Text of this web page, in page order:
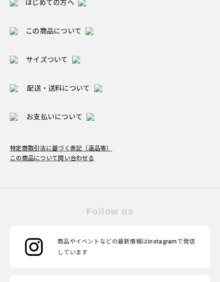
はじめての方へ
この商品について
サイズついて
配送・送料について
お支払いについて
特定商取引法に基づく表記（返品等）
この商品について問い合わせる
Follow us
商品やイベントなどの最新情報はinstagramで発信
しています